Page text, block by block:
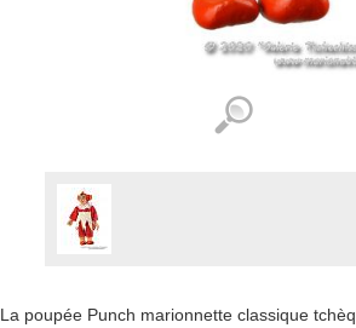
La poupée Punch marionnette classique